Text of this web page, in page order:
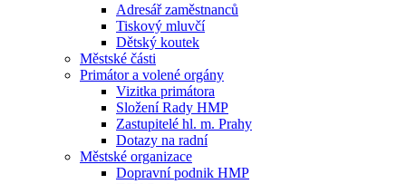
Adresář zaměstnanců
Tiskový mluvčí
Dětský koutek
Městské části
Primátor a volené orgány
Vizitka primátora
Složení Rady HMP
Zastupitelé hl. m. Prahy
Dotazy na radní
Městské organizace
Dopravní podnik HMP